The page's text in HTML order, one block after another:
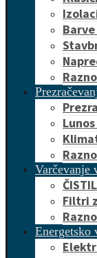
Razno
Varčevanje
Filtri
Razno
Energetsko